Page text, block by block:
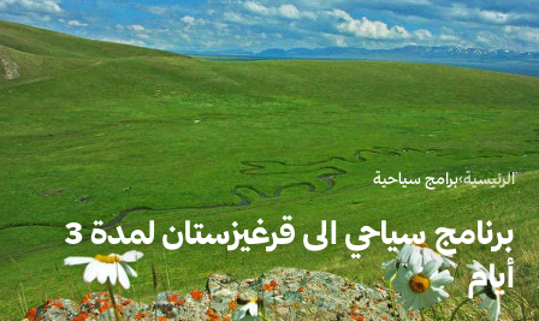
الرئيسية›برامج سياحية
برنامج سياحي الى قرغيزستان لمدة 3
أيام